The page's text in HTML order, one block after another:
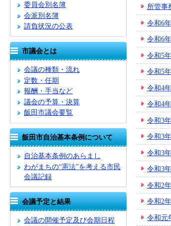
委員会別名簿
会派別名簿
請負状況の公表
市議会とは
会議の種類・流れ
定数・任期
報酬・手当など
議会の予算・決算
飯田市議会要覧
飯田市自治基本条例について
自治基本条例のあらまし
わがまちの“憲法”を考える市民
会議記録
会議予定と結果
会議の開催予定及び会期日程
所管事
令和6
令和6
令和5
令和5
令和4
令和4
令和3
令和3
令和3
令和3
令和2
令和2
令和